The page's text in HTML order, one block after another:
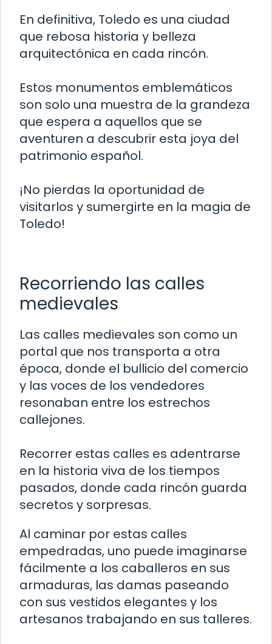
En definitiva, Toledo es una ciudad
que rebosa historia y belleza
arquitectónica en cada rincón.
Estos monumentos emblemáticos
son solo una muestra de la grandeza
que espera a aquellos que se
aventuren a descubrir esta joya del
patrimonio español.
¡No pierdas la oportunidad de
visitarlos y sumergirte en la magia de
Toledo!
Recorriendo las calles
medievales
Las calles medievales son como un
portal que nos transporta a otra
época, donde el bullicio del comercio
y las voces de los vendedores
resonaban entre los estrechos
callejones.
Recorrer estas calles es adentrarse
en la historia viva de los tiempos
pasados, donde cada rincón guarda
secretos y sorpresas.
Al caminar por estas calles
empedradas, uno puede imaginarse
fácilmente a los caballeros en sus
armaduras, las damas paseando
con sus vestidos elegantes y los
artesanos trabajando en sus talleres.